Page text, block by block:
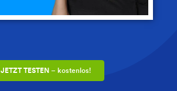
JETZT TESTEN– kostenlos!